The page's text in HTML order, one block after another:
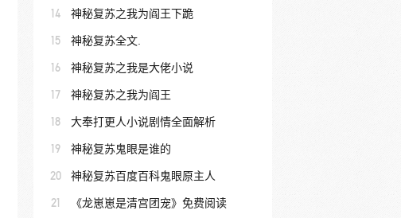
14 神秘复苏之我为阎王下跪
15 神秘复苏全文.
16 神秘复苏之我是大佬小说
17 神秘复苏之我为阎王
18 大奉打更人小说剧情全面解析
19 神秘复苏鬼眼是谁的
20 神秘复苏百度百科鬼眼原主人
21 《龙崽崽是清宫团宠》免费阅读